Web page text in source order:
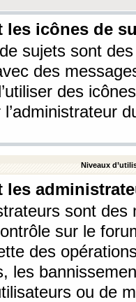
les icônes de
sujets sont
des
des
Niveaux
les
sont
sur le
des
les
ou de